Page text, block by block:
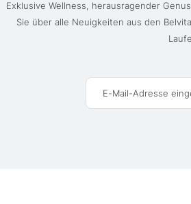
Exklusive Wellness, herausragender
Sie über alle Neuigkeiten aus den
E-Mail-Adresse